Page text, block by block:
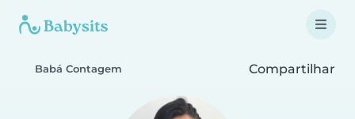
Babá Contagem Compartilhar